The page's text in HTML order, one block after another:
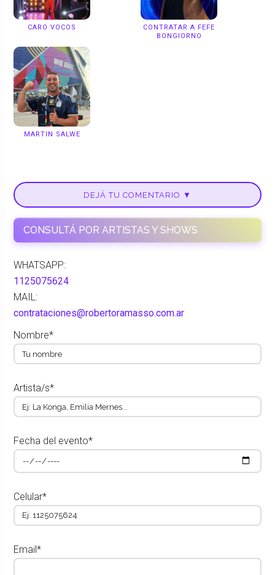
CARO VOCOS
CONTRATAR A FEFE
BONGIORNO
MARTIN SALWE
DEJÁ TU COMENTARIO ▼
CONSULTÁ POR ARTISTAS Y SHOWS
WHATSAPP:
1125075624
MAIL:
contrataciones@robertoramasso.com.ar
Nombre*
Artista/s*
Fecha del evento*
Celular*
Email*